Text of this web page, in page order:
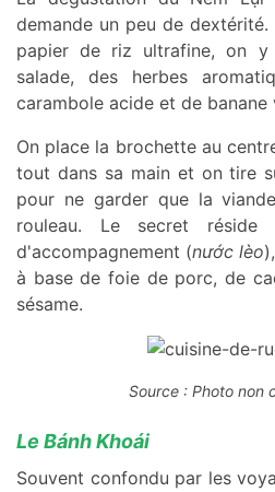
demande un peu de
papier de riz ultrafine, on y
salade, des herbes
carambole acide et de banane
On place la brochette au
tout dans sa main et on tire
pour ne garder que la
rouleau. Le secret
d'accompagnement (nước lèo
à base de foie de porc, de
sésame.
Source : Photo non
Le Bánh Khoái
Souvent confondu par les